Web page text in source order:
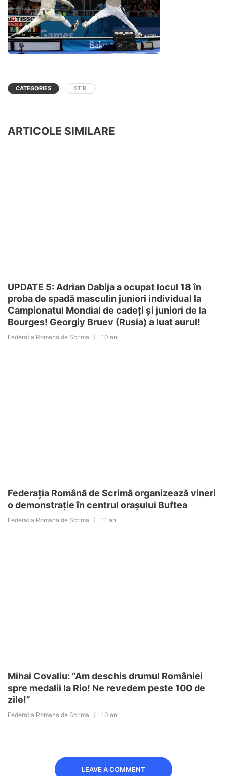
CATEGORIES ȘTIRI
ARTICOLE SIMILARE
UPDATE 5: Adrian Dabija a ocupat locul 18 în
proba de spadă masculin juniori individual la
Campionatul Mondial de cadeți și juniori de la
Bourges! Georgiy Bruev (Rusia) a luat aurul!
Federatia Romana de Scrima 10 ani
Federația Română de Scrimă organizează vineri
o demonstrație în centrul orașului Buftea
Federatia Romana de Scrima 11 ani
Mihai Covaliu: “Am deschis drumul României
spre medalii la Rio! Ne revedem peste 100 de
zile!”
Federatia Romana de Scrima 10 ani
LEAVE A COMMENT